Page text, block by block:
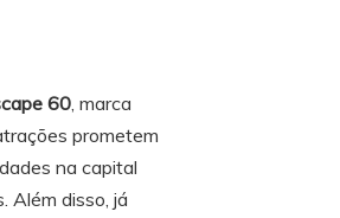
60, marca
prometem
na capital
Além disso, já